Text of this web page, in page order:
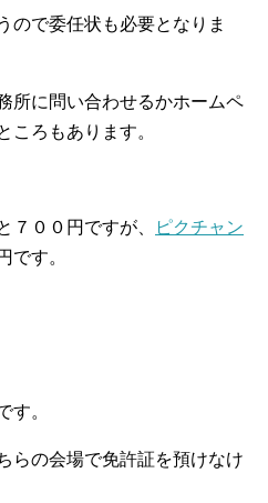
ので委任状も必要となりま
所に問い合わせるかホームペ
ころもあります。
７００円ですが、
ピクチャン
です。
す。
らの会場で免許証を預けなけ